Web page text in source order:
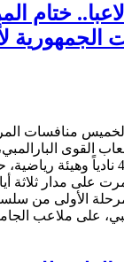
بمشاركة 550 لاعبا..
منافسات
لاعبا ولاعبة يمثلون 41
على مدار ثلاثة
الأولى من
على ملاعب